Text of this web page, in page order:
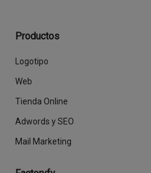
Productos
Logotipo
Web
Tienda Online
Adwords y SEO
Mail Marketing